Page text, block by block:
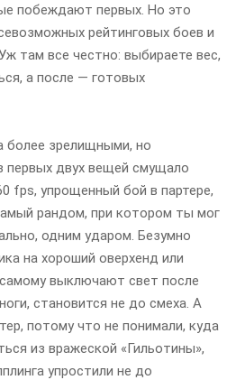
побеждают первых. Но это
рейтинговых боев и
там все честно: выбираете вес,
а после — готовых
более зрелищными, но
первых двух вещей смущало
fps, упрощенный бой в партере,
рандом, при котором ты мог
одним ударом. Безумно
на хороший оверхенд или
выключают свет после
становится не до смеха. А
потому что не понимали, куда
из вражеской «Гильотины»,
упростили не до